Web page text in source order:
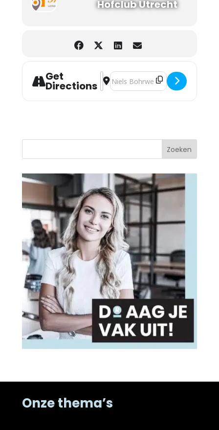
Hofclub Utrecht
Get
Directions
Address - Terugkomdag Training
Destination Address -
Zoeken
Onze thema’s